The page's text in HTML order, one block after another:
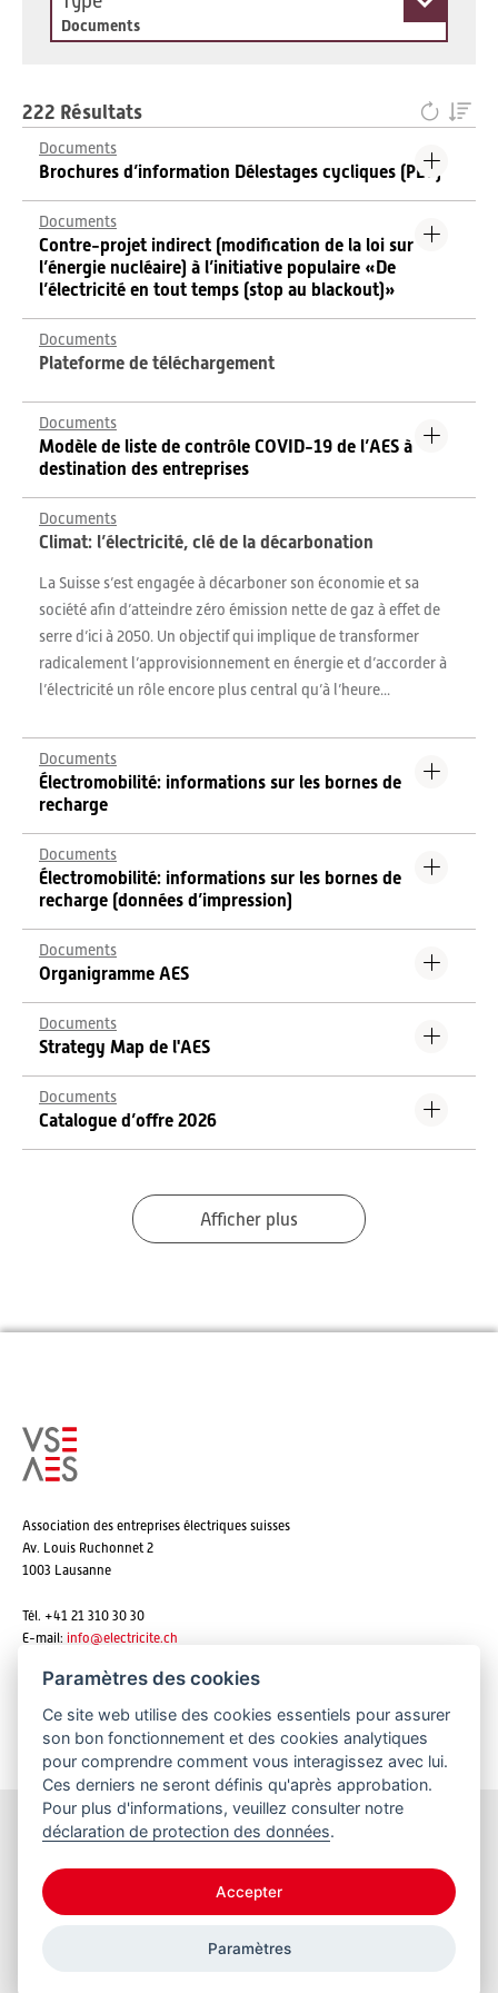
Documents
222 Résultats
Documents
Brochures d’information Délestages cycliques (PDF)
Documents
Contre-projet indirect (modification de la loi sur
l’énergie nucléaire) à l’initiative populaire «De
l’électricité en tout temps (stop au blackout)»
Documents
Plateforme de téléchargement
Documents
Modèle de liste de contrôle COVID-19 de l’AES à
destination des entreprises
Documents
Climat: l’électricité, clé de la décarbonation
La Suisse s’est engagée à décarboner son économie et sa
société afin d’atteindre zéro émission nette de gaz à effet de
serre d’ici à 2050. Un objectif qui implique de transformer
radicalement l’approvisionnement en énergie et d’accorder à
l’électricité un rôle encore plus central qu’à l’heure...
Documents
Électromobilité: informations sur les bornes de
recharge
Documents
Électromobilité: informations sur les bornes de
recharge (données d’impression)
Documents
Organigramme AES
Documents
Strategy Map de l'AES
Documents
Catalogue d’offre 2026
Afficher plus
Association des entreprises électriques suisses
Av. Louis Ruchonnet 2
1003 Lausanne
Tél. +41 21 310 30 30
E-mail: info@electricite.ch
S'abonner aux newsletters
Restez informés
Paramètres des cookies
Ce site web utilise des cookies essentiels pour assurer
son bon fonctionnement et des cookies analytiques
pour comprendre comment vous interagissez avec lui.
Ces derniers ne seront définis qu'après approbation.
Pour plus d'informations, veuillez consulter notre
déclaration de protection des données.
Accepter
Paramètres